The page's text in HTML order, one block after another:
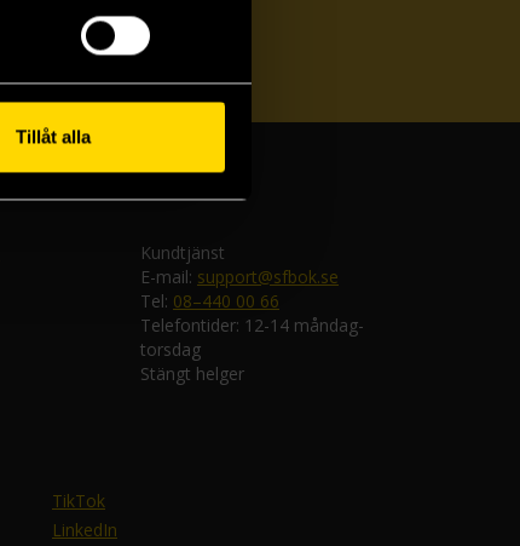
Tillåt alla
Kundtjänst
E-mail: support@sfbok.se
Tel: 08–440 00 66
Telefontider: 12-14 måndag-
torsdag
Stängt helger
TikTok
LinkedIn